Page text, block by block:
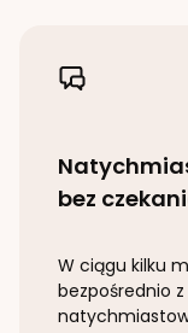
bez
W ciągu kilku
bezpośrednio z